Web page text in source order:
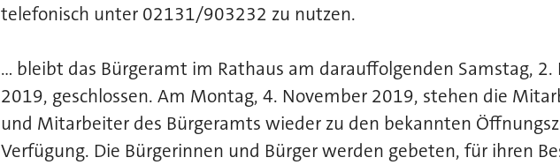
telefonisch unter 02131/903232 zu nutzen.
... bleibt das Bürgeramt im Rathaus am darauffolgenden Samstag, 2.
2019, geschlossen. Am Montag, 4. November 2019, stehen die
und Mitarbeiter des Bürgeramts wieder zu den bekannten
Verfügung. Die Bürgerinnen und Bürger werden gebeten, für ihren